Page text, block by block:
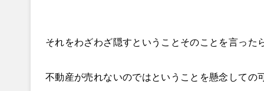
それをわざわざ隠すということそのことを言った
不動産が売れないのではということを懸念しての